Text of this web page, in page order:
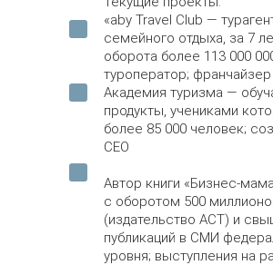
«aby Travel Club —
семейного отдыха, за 7
оборота более 113 000
туроператор;
Академия туризма —
продукты, учениками
более 85 000 человек;
CEO
Автор книги «Бизнес-
с оборотом 500
(издательство АСТ) и
публикаций в СМИ
уровня; выступления на